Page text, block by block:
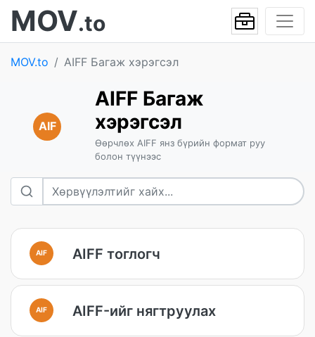
MOV.to
MOV.to AIFF Багаж хэрэгсэл
AIF
AIFF Багаж
хэрэгсэл
Өөрчлөх AIFF янз бүрийн формат руу
болон түүнээс
AIF AIFF тоглогч
AIF AIFF-ийг нягтруулах